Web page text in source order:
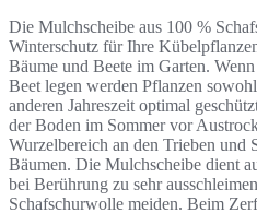
Die Mulchscheibe aus 100 %
Winterschutz für Ihre
Bäume und Beete im Garten.
Beet legen werden Pflanzen
anderen Jahreszeit optimal
der Boden im Sommer vor
Wurzelbereich an den Trieben und
Bäumen. Die Mulchscheibe dient
bei Berührung zu sehr
Schafschurwolle meiden. Beim